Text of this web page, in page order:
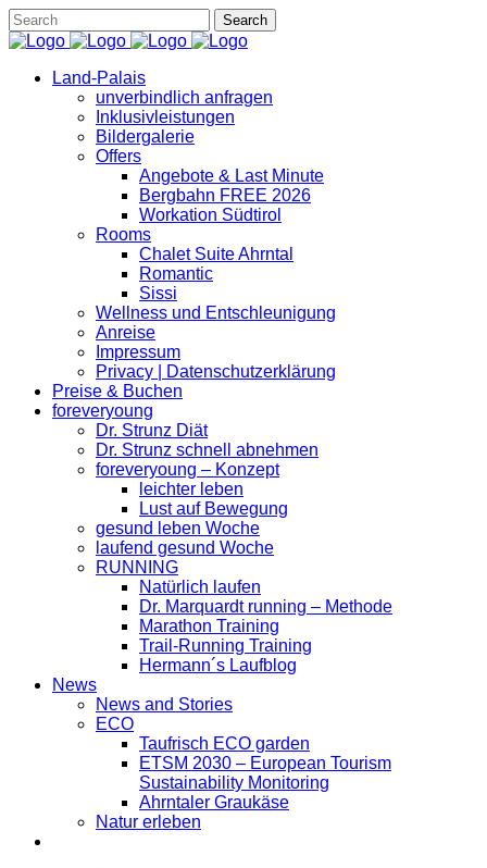
Land-Palais
unverbindlich anfragen
Inklusivleistungen
Bildergalerie
Offers
Angebote & Last Minute
Bergbahn FREE 2026
Workation Südtirol
Rooms
Chalet Suite Ahrntal
Romantic
Sissi
Wellness und Entschleunigung
Anreise
Impressum
Privacy | Datenschutzerklärung
Preise & Buchen
foreveryoung
Dr. Strunz Diät
Dr. Strunz schnell abnehmen
foreveryoung – Konzept
leichter leben
Lust auf Bewegung
gesund leben Woche
laufend gesund Woche
RUNNING
Natürlich laufen
Dr. Marquardt running – Methode
Marathon Training
Trail-Running Training
Hermann´s Laufblog
News
News and Stories
ECO
Taufrisch ECO garden
ETSM 2030 – European Tourism
Sustainability Monitoring
Ahrntaler Graukäse
Natur erleben